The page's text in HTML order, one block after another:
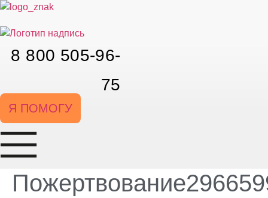
Перейти
содержимому
8 800 505-96-
75
Я ПОМОГУ